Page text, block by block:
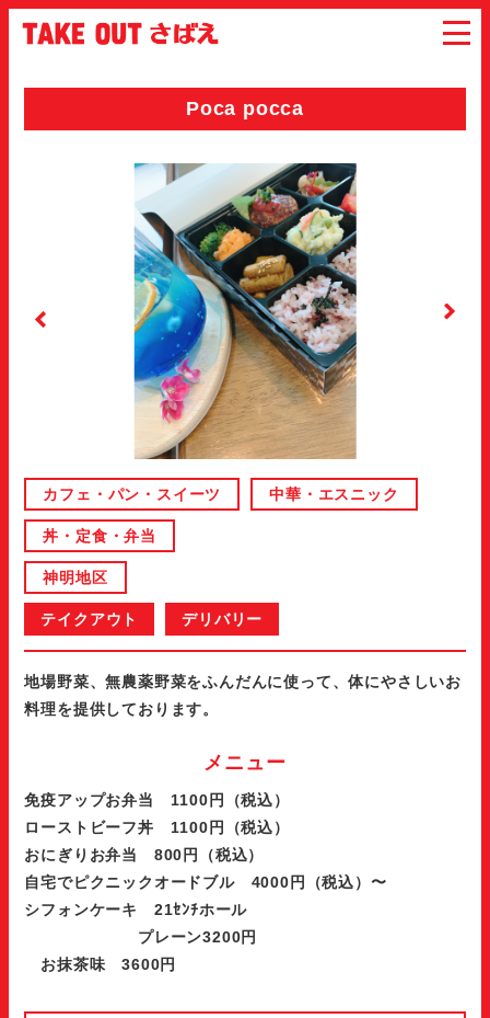
Poca pocca
カフェ・パン・スイーツ 中華・エスニック
丼・定食・弁当
神明地区
テイクアウト デリバリー
地場野菜、無農薬野菜をふんだんに使って、体にやさしいお
料理を提供しております。
メニュー
免疫アップお弁当 1100円（税込）
ローストビーフ丼 1100円（税込）
おにぎりお弁当 800円（税込）
自宅でピクニックオードブル 4000円（税込）〜
シフォンケーキ 21ｾﾝﾁホール
プレーン3200円
お抹茶味 3600円